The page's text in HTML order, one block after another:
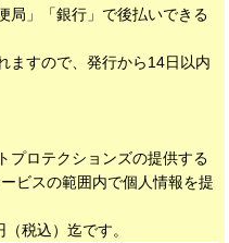
局」「銀行」で後払いできる
ますので、発行から14日以内
プロテクションズの提供する
ビスの範囲内で個人情報を提
税込）迄です。